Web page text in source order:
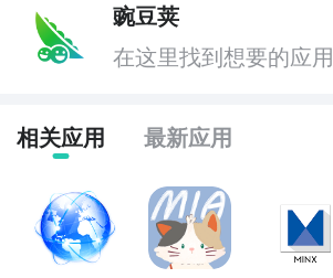
豌豆荚
在这里找到想要的应用
相关应用 最新应用